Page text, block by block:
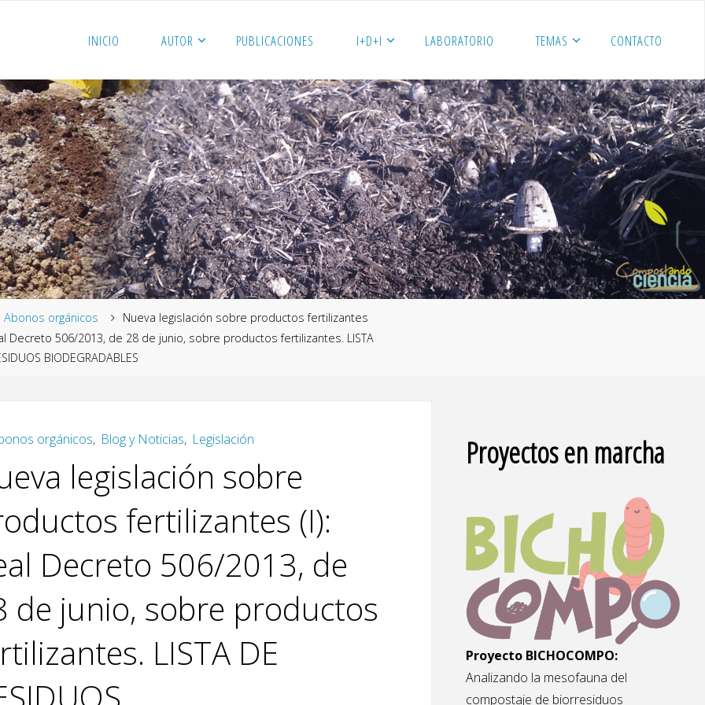
INICIO AUTOR PUBLICACIONES I+D+I LABORATORIO TEMAS CONTACTO
Abonos orgánicos
Nueva legislación sobre productos fertilizantes
Decreto 506/2013, de 28 de junio, sobre productos fertilizantes. LISTA
BIODEGRADABLES
orgánicos, Blog y Noticias, Legislación
legislación sobre
fertilizantes (I):
Decreto 506/2013, de
de junio, sobre productos
LISTA DE
Proyectos en marcha
Proyecto BICHOCOMPO:
Analizando la mesofauna del
compostaje de biorresiduos